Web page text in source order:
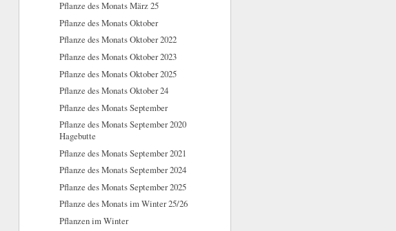
Pflanze des Monats März 25
Pflanze des Monats Oktober
Pflanze des Monats Oktober 2022
Pflanze des Monats Oktober 2023
Pflanze des Monats Oktober 2025
Pflanze des Monats Oktober 24
Pflanze des Monats September
Pflanze des Monats September 2020
Hagebutte
Pflanze des Monats September 2021
Pflanze des Monats September 2024
Pflanze des Monats September 2025
Pflanze des Monats im Winter 25/26
Pflanzen im Winter